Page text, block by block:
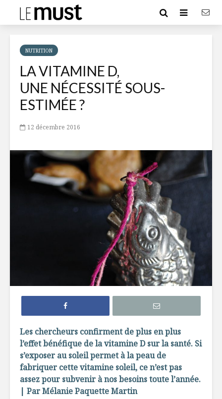
NUTRITION
LA VITAMINE D,
UNE NÉCESSITÉ SOUS-
ESTIMÉE ?
12 décembre 2016
Les chercheurs confirment de plus en plus
l’effet bénéfique de la vitamine D sur la santé. Si
s’exposer au soleil permet à la peau de
fabriquer cette vitamine soleil, ce n’est pas
assez pour subvenir à nos besoins toute l’année.
| Par Mélanie Paquette Martin
Efficaces, les
remèdes de grand-
La créatine, poudre
miracle ?
le sucre
ses
sabot
une